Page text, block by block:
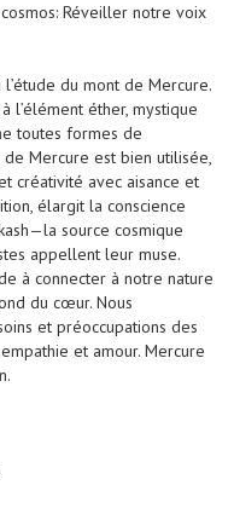
Réveiller notre voix
du mont de Mercure.
l’élément éther, mystique
toutes formes de
de Mercure est bien utilisée,
créativité avec aisance et
élargit la conscience
source cosmique
appellent leur muse.
à connecter à notre nature
du cœur. Nous
et préoccupations des
et amour. Mercure